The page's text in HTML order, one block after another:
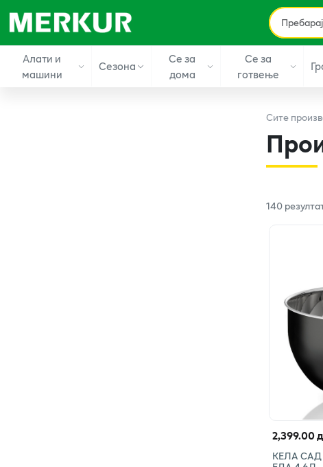
Алати и
машини
Сезона
Се за
дома
Се за
готвење
Сите
140
2,399.00
КЕЛА